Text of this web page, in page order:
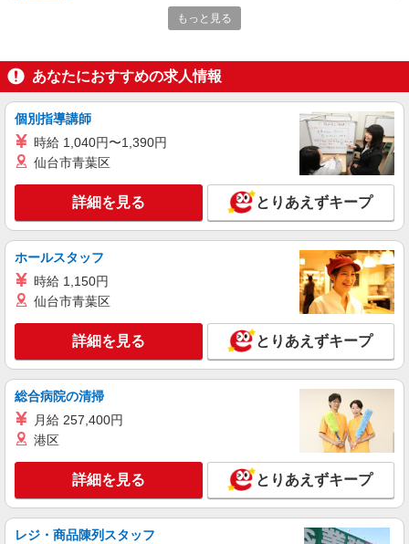
株式会社テクノ・サービス/お仕事No/0910347
製品の目視検査
実働残業代込）（残業・休日出勤手当て等が含ま
れています） 交通費全額支給
群馬県邑楽郡板倉町 ＊車・バイク通勤OK
詳細を見る
派遣社員
株式会社テクノ・サービス/お仕事No/0880787
機械オペレーターなど
時給1500円 月収例：381、000円（月収例21日
実働残業代込）（残業・休日出勤手当て等が含ま
群馬県邑楽郡板倉町 ＊車・バイク通勤OK
詳細を見る
時給1340円 月収例：242、000円（月収例21日
実働残業代込）（残業・休日出勤手当て等が含ま
キープ 詳細を見る
派遣社員
もっと見る
あなたにおすすめの求人情報
個別指導講師
時給 1,040円〜1,390円
仙台市青葉区
詳細を見る とりあえずキープ
ホールスタッフ
時給 1,150円
仙台市青葉区
詳細を見る とりあえずキープ
総合病院の清掃
月給 257,400円
港区
詳細を見る とりあえずキープ
レジ・商品陳列スタッフ